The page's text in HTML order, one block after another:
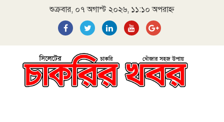
শুক্রবার, ০৭ অগাস্ট ২০২৬, ১১:১০ অপরাহ্ন